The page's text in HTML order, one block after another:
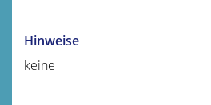
Hinweise
keine